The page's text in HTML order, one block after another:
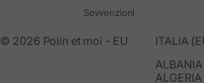
Sovvenzioni
ITALIA
© 2026 Polín et moi - EU